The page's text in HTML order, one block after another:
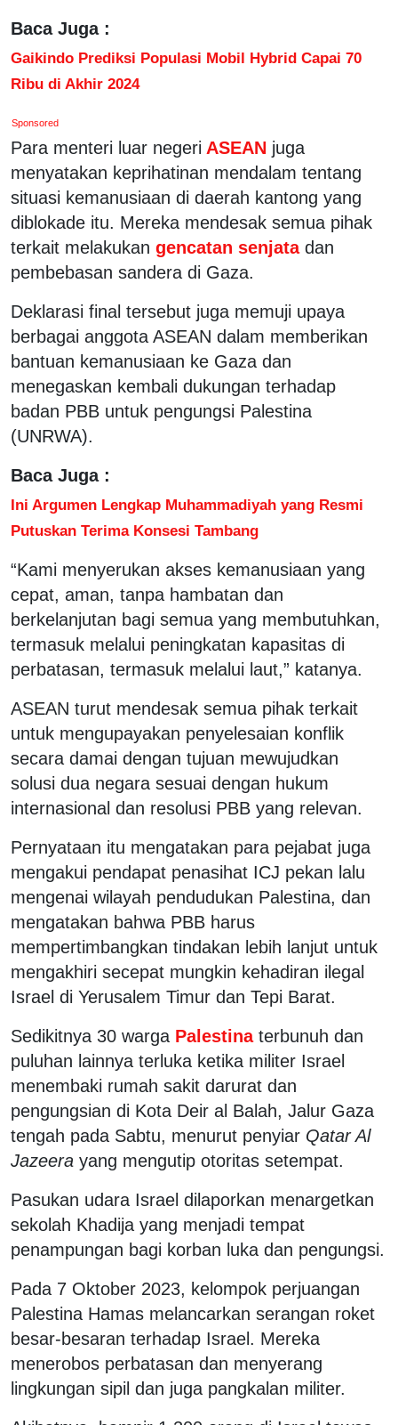
Baca Juga :
Gaikindo Prediksi Populasi Mobil Hybrid Capai 70
Ribu di Akhir 2024
Sponsored
Para menteri luar negeri ASEAN juga
menyatakan keprihatinan mendalam tentang
situasi kemanusiaan di daerah kantong yang
diblokade itu. Mereka mendesak semua pihak
terkait melakukan gencatan senjata dan
pembebasan sandera di Gaza.
Deklarasi final tersebut juga memuji upaya
berbagai anggota ASEAN dalam memberikan
bantuan kemanusiaan ke Gaza dan
menegaskan kembali dukungan terhadap
badan PBB untuk pengungsi Palestina
(UNRWA).
Baca Juga :
Ini Argumen Lengkap Muhammadiyah yang Resmi
Putuskan Terima Konsesi Tambang
“Kami menyerukan akses kemanusiaan yang
cepat, aman, tanpa hambatan dan
berkelanjutan bagi semua yang membutuhkan,
termasuk melalui peningkatan kapasitas di
perbatasan, termasuk melalui laut,” katanya.
ASEAN turut mendesak semua pihak terkait
untuk mengupayakan penyelesaian konflik
secara damai dengan tujuan mewujudkan
solusi dua negara sesuai dengan hukum
internasional dan resolusi PBB yang relevan.
Pernyataan itu mengatakan para pejabat juga
mengakui pendapat penasihat ICJ pekan lalu
mengenai wilayah pendudukan Palestina, dan
mengatakan bahwa PBB harus
mempertimbangkan tindakan lebih lanjut untuk
mengakhiri secepat mungkin kehadiran ilegal
Israel di Yerusalem Timur dan Tepi Barat.
Sedikitnya 30 warga Palestina terbunuh dan
puluhan lainnya terluka ketika militer Israel
menembaki rumah sakit darurat dan
pengungsian di Kota Deir al Balah, Jalur Gaza
tengah pada Sabtu, menurut penyiar Qatar Al
Jazeera yang mengutip otoritas setempat.
Pasukan udara Israel dilaporkan menargetkan
sekolah Khadija yang menjadi tempat
penampungan bagi korban luka dan pengungsi.
Pada 7 Oktober 2023, kelompok perjuangan
Palestina Hamas melancarkan serangan roket
besar-besaran terhadap Israel. Mereka
menerobos perbatasan dan menyerang
lingkungan sipil dan juga pangkalan militer.